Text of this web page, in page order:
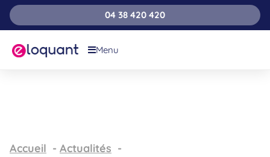
04 38 420 420
Menu
Accueil
Actualités